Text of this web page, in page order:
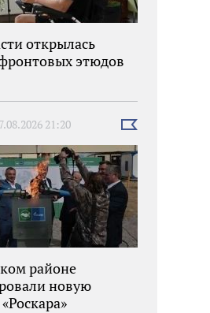
открылась
этюдов
21:20
Выбрать
районе
новую